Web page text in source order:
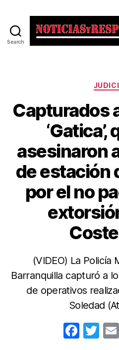
Search
Capturados
asesinaron
de estación
por el no
(VIDEO) La Policía
Barranquilla capturó a
de operativos
Soledad
F T